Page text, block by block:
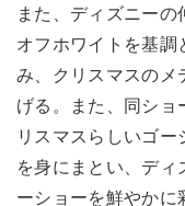
また、ディズニー
オフホワイトを基調
み、クリスマスのメ
げる。また、同ショ
リスマスらしいゴ
を身にまとい、ディ
ーショーを鮮やかに